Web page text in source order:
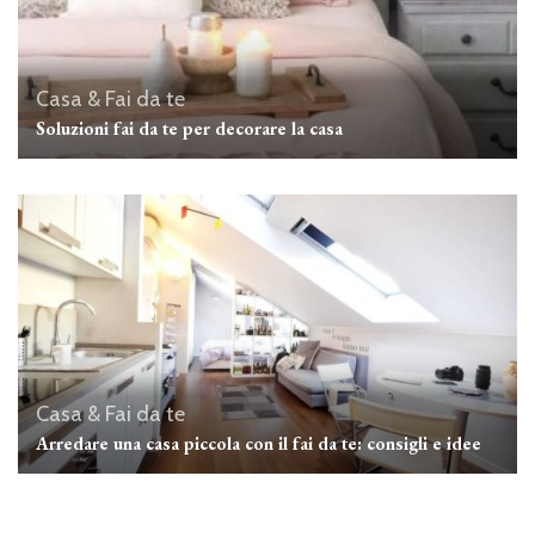
Casa & Fai da te
Soluzioni fai da te per decorare la casa
Casa & Fai da te
Arredare una casa piccola con il fai da te: consigli e idee